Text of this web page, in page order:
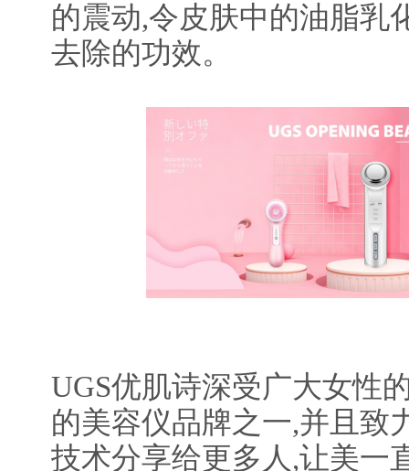
的震动,令皮肤中的油脂乳
去除的功效。
UGS优肌诗深受广大女性
的美容仪品牌之一,并且致
技术分享给更多人,让美一